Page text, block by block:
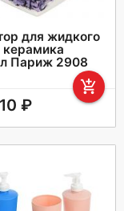
для жидкого
Париж 2908
add_shopping_cart
₽